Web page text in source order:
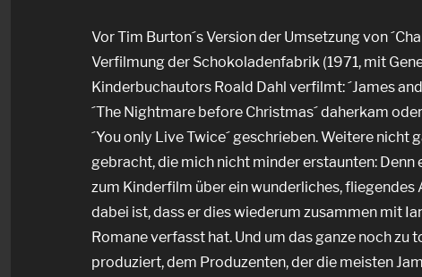
Vor Tim Burton´s Version der Umsetzung von
Verfilmung der Schokoladenfabrik (1971, mit
Kinderbuchautors Roald Dahl verfilmt: ´James
´The Nightmare before Christmas´ daherkam
´You only Live Twice´ geschrieben. Weitere
gebracht, die mich nicht minder erstaunten: Denn
zum Kinderfilm über ein wunderliches, fliegendes
dabei ist, dass er dies wiederum zusammen mit
Romane verfasst hat. Und um das ganze noch zu
produziert, dem Produzenten, der die meisten